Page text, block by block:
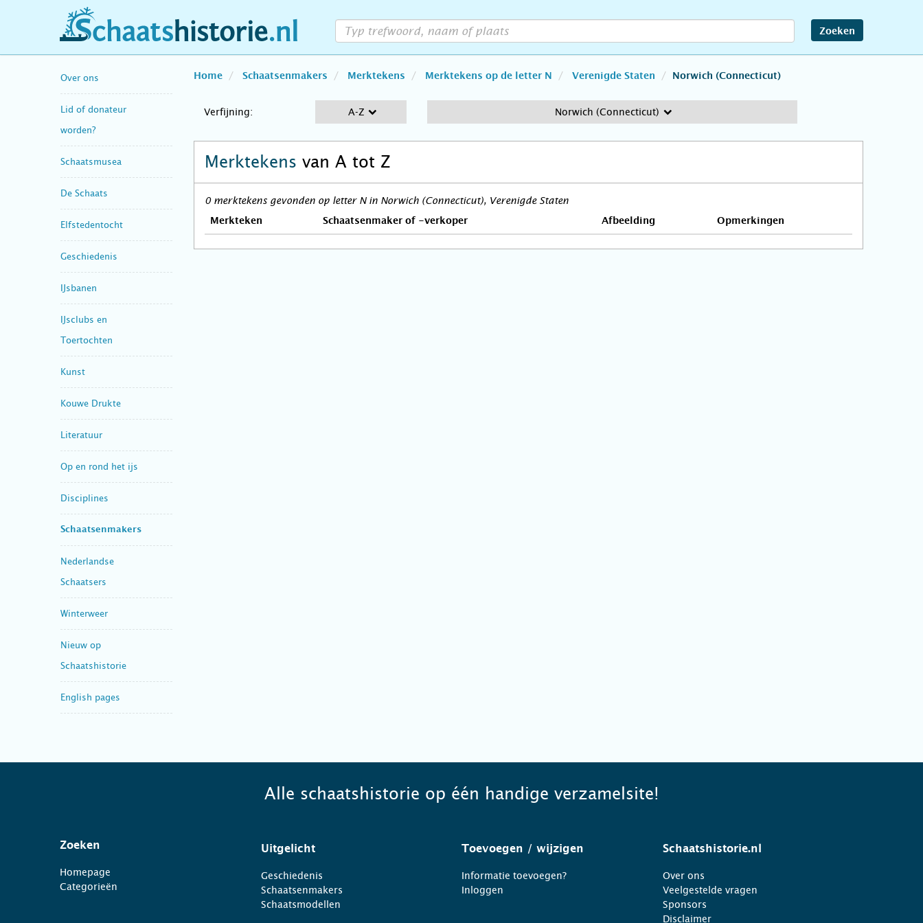
schaatshistorie.nl Zoeken
Over ons
Lid of donateur
worden?
Schaatsmusea
De Schaats
Elfstedentocht
Geschiedenis
IJsbanen
IJsclubs en
Toertochten
Kunst
Kouwe Drukte
Literatuur
Op en rond het ijs
Disciplines
Schaatsenmakers
Nederlandse
Schaatsers
Winterweer
Nieuw op
Schaatshistorie
English pages
Home Schaatsenmakers Merktekens Merktekens op de letter N Verenigde Staten Norwich (Connecticut)
Verfijning: A-Z Norwich (Connecticut)
Merktekens van A tot Z
0 merktekens gevonden op letter N in Norwich (Connecticut), Verenigde Staten
Merkteken Schaatsenmaker of -verkoper Afbeelding Opmerkingen
Alle schaatshistorie op één handige verzamelsite!
Zoeken
Homepage
Categorieën
Uitgelicht
Geschiedenis
Schaatsenmakers
Schaatsmodellen
Toevoegen / wijzigen
Informatie toevoegen?
Inloggen
Schaatshistorie.nl
Over ons
Veelgestelde vragen
Sponsors
Disclaimer